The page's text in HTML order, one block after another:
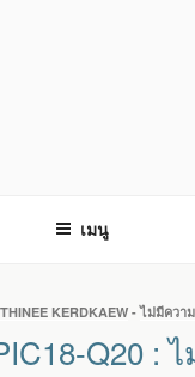
เมนู
KERDKAEW -ไม่มีควา
Q20 :